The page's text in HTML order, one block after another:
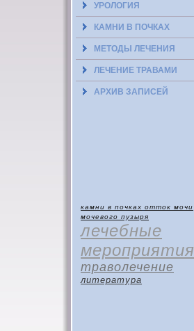
УРОЛОГИЯ
КАМНИ В ПОЧКАХ
МЕТОДЫ ЛЕЧЕНИЯ
ЛЕЧЕНИЕ ТРАВАМИ
АРХИВ ЗАПИСЕЙ
камни в почках отток мочи
мочевого пузыря
лечебные
мероприятия
траволечение
литература